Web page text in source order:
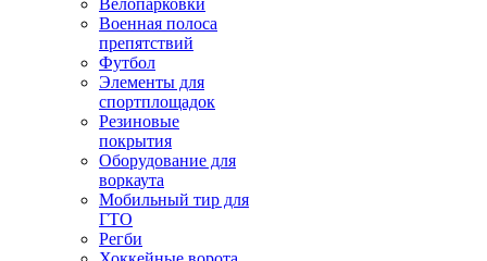
Велопарковки
Военная полоса
препятствий
Футбол
Элементы для
спортплощадок
Резиновые
покрытия
Оборудование для
воркаута
Мобильный тир для
ГТО
Регби